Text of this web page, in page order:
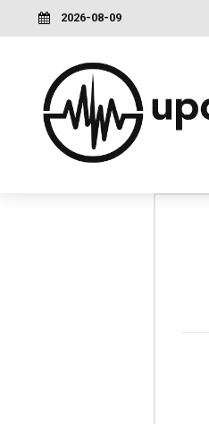
2026-08-09